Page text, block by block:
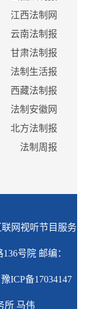
江西法制网
云南法制报
甘肃法制报
法制生活报
西藏法制报
法制安徽网
北方法制报
法制周报
联网视听节目服务
号院 邮编：
豫ICP备17034147
所 马伟